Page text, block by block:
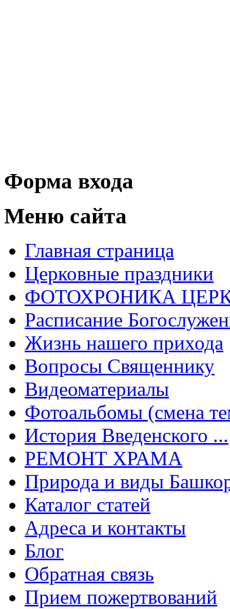
Форма входа
Меню сайта
Главная страница
Церковные праздники
ФОТОХРОНИКА
Расписание
Жизнь нашего прихода
Вопросы Священнику
Видеоматериалы
Фотоальбомы (смена
История Введенского ...
РЕМОНТ ХРАМА
Природа и виды
Каталог статей
Адреса и контакты
Блог
Обратная связь
Прием пожертвований